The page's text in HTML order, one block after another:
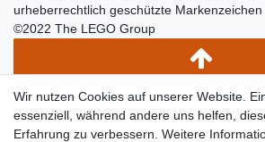
urheberrechtlich geschützte
©2022 The LEGO Group
Wir nutzen Cookies auf unserer Website.
essenziell, während andere uns helfen,
Erfahrung zu verbessern. Weitere